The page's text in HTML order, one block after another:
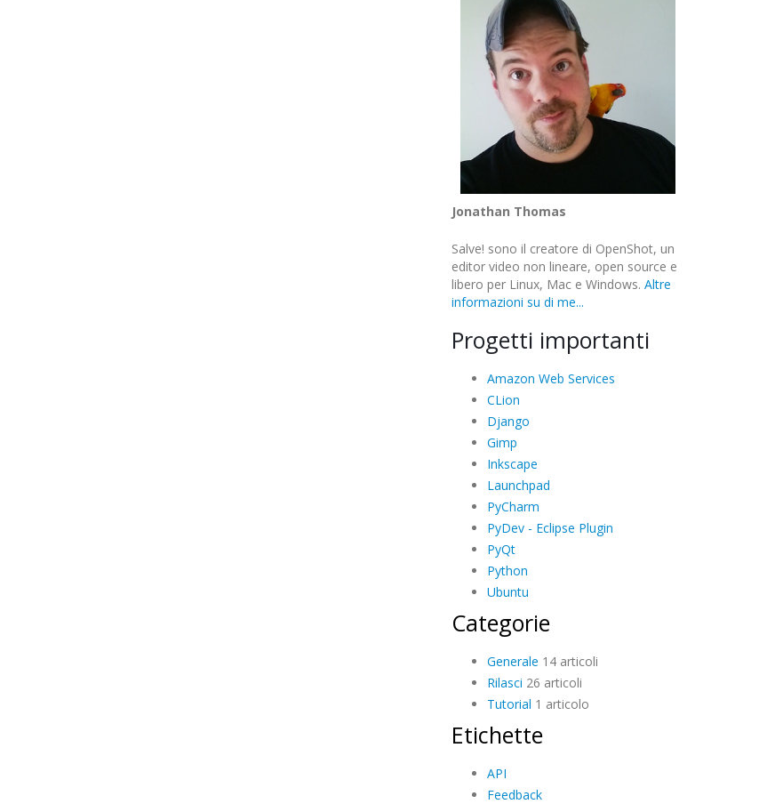
Jonathan Thomas
Salve! sono il creatore di OpenShot, un
editor video non lineare, open source e
libero per Linux, Mac e Windows. Altre
informazioni su di me...
Progetti importanti
Amazon Web Services
CLion
Django
Gimp
Inkscape
Launchpad
PyCharm
PyDev - Eclipse Plugin
PyQt
Python
Ubuntu
Categorie
Generale 14 articoli
Rilasci 26 articoli
Tutorial 1 articolo
Etichette
API
Feedback